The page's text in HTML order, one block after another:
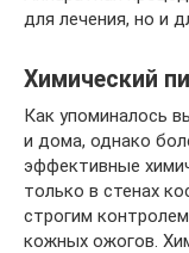
для лечения, но и
Химический
Как упоминалось
и дома, однако
эффективные
только в стенах
строгим
кожных ожогов.